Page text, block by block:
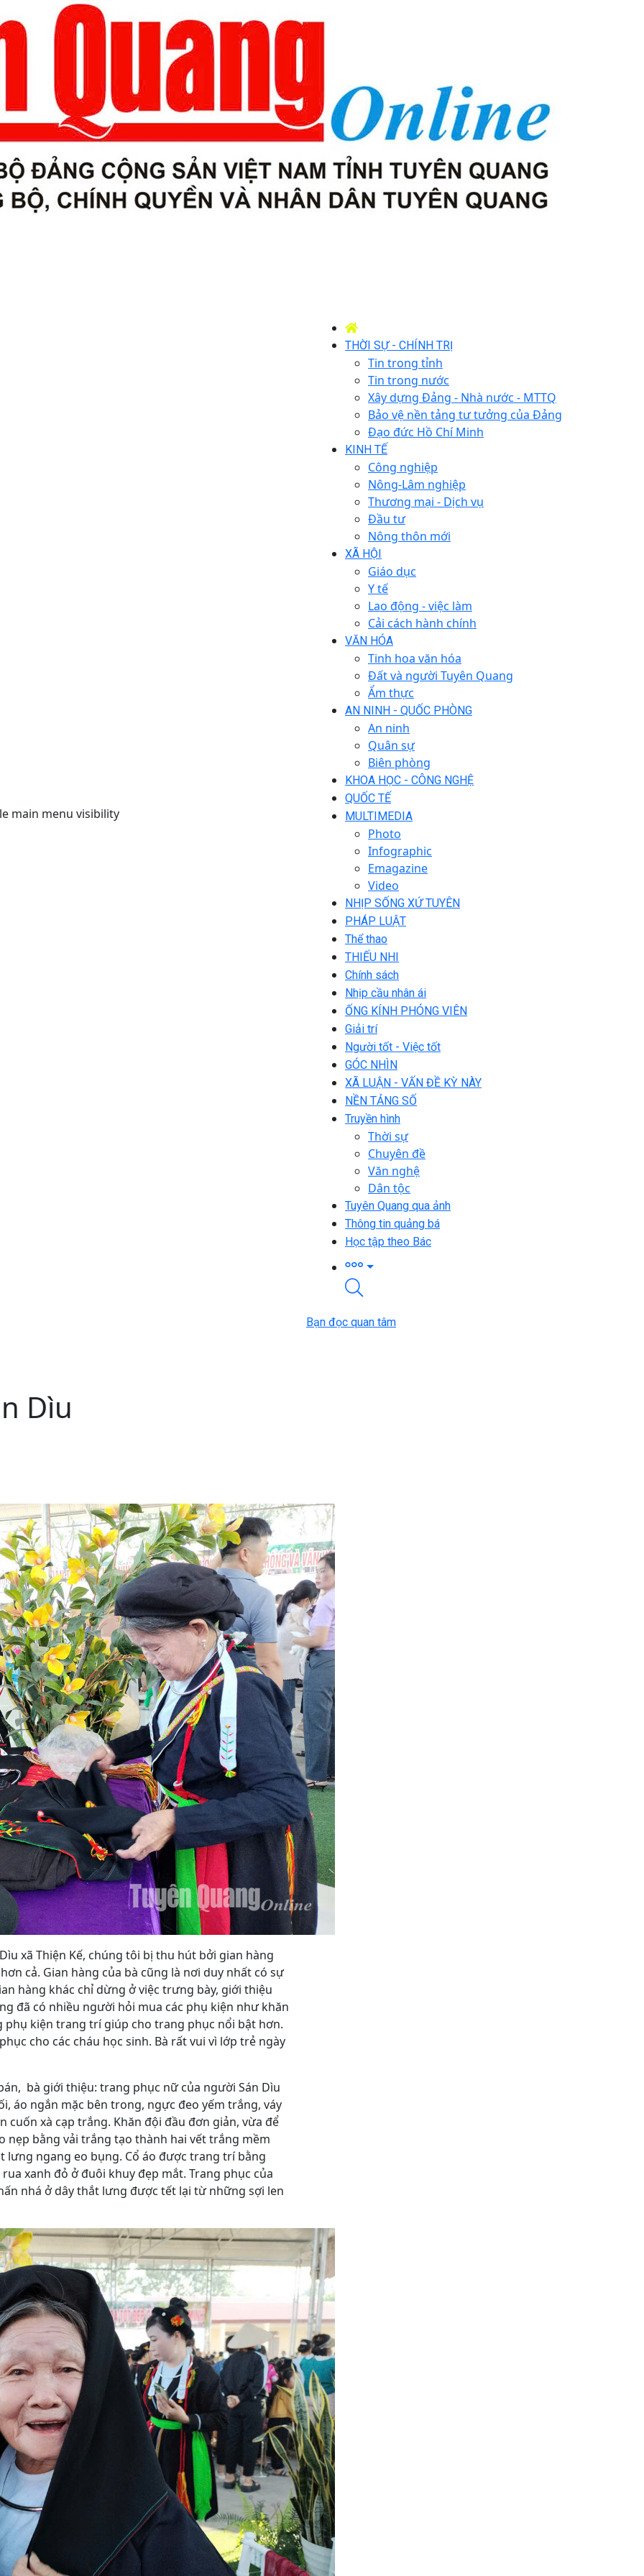
main menu visibility
THỜI SỰ - CHÍNH TRỊ
Tin trong tỉnh
Tin trong nước
Xây dựng Đảng - Nhà nước - MTTQ
Bảo vệ nền tảng tư tưởng của Đảng
Đạo đức Hồ Chí Minh
KINH TẾ
Công nghiệp
Nông-Lâm nghiệp
Thương mại - Dịch vụ
Đầu tư
Nông thôn mới
XÃ HỘI
Giáo dục
Y tế
Lao động - việc làm
Cải cách hành chính
VĂN HÓA
Tinh hoa văn hóa
Đất và người Tuyên Quang
Ẩm thực
AN NINH - QUỐC PHÒNG
An ninh
Quân sự
Biên phòng
KHOA HỌC - CÔNG NGHỆ
QUỐC TẾ
MULTIMEDIA
Photo
Infographic
Emagazine
Video
NHỊP SỐNG XỨ TUYÊN
PHÁP LUẬT
Thể thao
THIẾU NHI
Chính sách
Nhịp cầu nhân ái
ỐNG KÍNH PHÓNG VIÊN
Giải trí
Người tốt - Việc tốt
GÓC NHÌN
XÃ LUẬN - VẤN ĐỀ KỲ NÀY
NỀN TẢNG SỐ
Truyền hình
Thời sự
Chuyên đề
Văn nghệ
Dân tộc
Tuyên Quang qua ảnh
Thông tin quảng bá
Học tập theo Bác
Dìu
xã Thiện Kế, chúng tôi bị thu hút bởi gian hàng
cả. Gian hàng của bà cũng là nơi duy nhất có sự
hàng khác chỉ dừng ở việc trưng bày, giới thiệu
đã có nhiều người hỏi mua các phụ kiện như khăn
kiện trang trí giúp cho trang phục nổi bật hơn.
cho các cháu học sinh. Bà rất vui vì lớp trẻ ngày
bà giới thiệu: trang phục nữ của người Sán Dìu
áo ngắn mặc bên trong, ngực đeo yếm trắng, váy
cuốn xà cạp trắng. Khăn đội đầu đơn giản, vừa để
nẹp bằng vải trắng tạo thành hai vết trắng mềm
lưng ngang eo bụng. Cổ áo được trang trí bằng
xanh đỏ ở đuôi khuy đẹp mắt. Trang phục của
nhá ở dây thắt lưng được tết lại từ những sợi len
Bạn đọc quan tâm